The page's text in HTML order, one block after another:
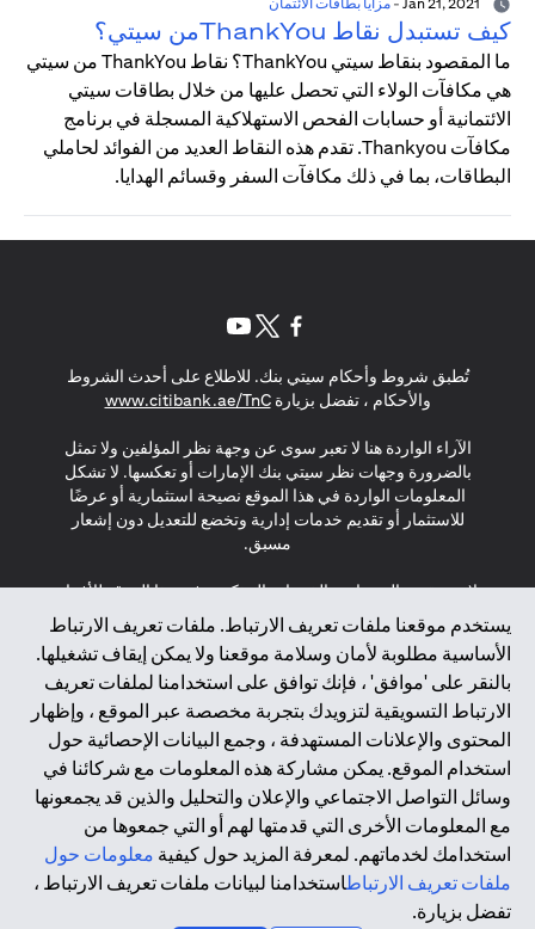
كيف تستبدل نقاط ThankYouمن سيتي؟
ما المقصود بنقاط سيتي ThankYou؟ نقاط ThankYou من سيتي
هي مكافآت الولاء التي تحصل عليها من خلال بطاقات سيتي
الائتمانية أو حسابات الفحص الاستهلاكية المسجلة في برنامج
مكافآت Thankyou. تقدم هذه النقاط العديد من الفوائد لحاملي
البطاقات، بما في ذلك مكافآت السفر وقسائم الهدايا.
يستخدم موقعنا ملفات تعريف الارتباط. ملفات تعريف الارتباط
الأساسية مطلوبة لأمان وسلامة موقعنا ولا يمكن إيقاف تشغيلها.
بالنقر على 'موافق' ، فإنك توافق على استخدامنا لملفات تعريف
الارتباط التسويقية لتزويدك بتجربة مخصصة عبر الموقع ، وإظهار
المحتوى والإعلانات المستهدفة ، وجمع البيانات الإحصائية حول
استخدام الموقع. يمكن مشاركة هذه المعلومات مع شركائنا في
وسائل التواصل الاجتماعي والإعلان والتحليل والذين قد يجمعونها
مع المعلومات الأخرى التي قدمتها لهم أو التي جمعوها من
استخدامك لخدماتهم. لمعرفة المزيد حول كيفية معلومات حول
ملفات تعريف الارتباطاستخدامنا لبيانات ملفات تعريف الارتباط ،
تفضل بزيارة.
تُطبق شروط وأحكام سيتي بنك. للاطلاع على أحدث الشروط
والأحكام ، تفضل بزيارةwww.citibank.ae/TnC
(opens in a new tab)
الآراء الواردة هنا لا تعبر سوى عن وجهة نظر المؤلفين ولا تمثل
بالضرورة وجهات نظر سيتي بنك الإمارات أو تعكسها. لا تشكل
المعلومات الواردة في هذا الموقع نصيحة استثمارية أو عرضًا
للاستثمار أو تقديم خدمات إدارية وتخضع للتعديل دون إشعار
مسبق.
لا يتم تقديم المنتجات والخدمات المذكورة في هذا الموقع للأفراد
المقيمين في الاتحاد الأوروبي أو المنطقة الاقتصادية الأوروبية أو
سويسرا أو غيرنسي أو جيرسي أو موناكو أو سان مارينو أو
الفاتيكان أو جزيرة مان أو المملكة المتحدة أو خصوصية البيانات
(لائحة حماية البيانات العامة \ قانون حماية البيانات الشخصية
العامة \ قانون خصوصية نيوزيلندا). المحتوى الموجود في هذه
الصفحة ليس ولا ينبغي تفسيره على أنه عرض أو دعوة أو دعوة
لشراء أو بيع أي من المنتجات والخدمات المذكورة هنا لمثل هؤلاء
الأفراد.
*GDPR – اللائحة العامة لحماية البيانات؛ * LGPD – Lei Geral de
Proteção de Dados Pessoais ; *NZPA – قانون الخصوصية
النيوزيلندي